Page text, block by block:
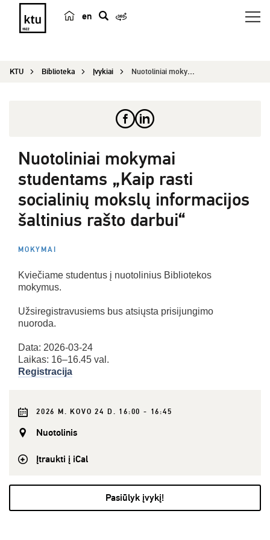
en
e
KTU Biblioteka Įvykiai Nuotoliniai mokymai studentams „Kaip rasti socia...
Nuotoliniai mokymai
studentams „Kaip rasti
socialinių mokslų informacijos
šaltinius rašto darbui“
MOKYMAI
Kviečiame studentus į nuotolinius Bibliotekos
mokymus.
Užsiregistravusiems bus atsiųsta prisijungimo
nuoroda.
Data: 2026-03-24
Laikas: 16–16.45 val.
Registracija
2026 M. KOVO 24 D. 16:00 - 16:45
Nuotolinis
Įtraukti į iCal
Pasiūlyk įvykį!